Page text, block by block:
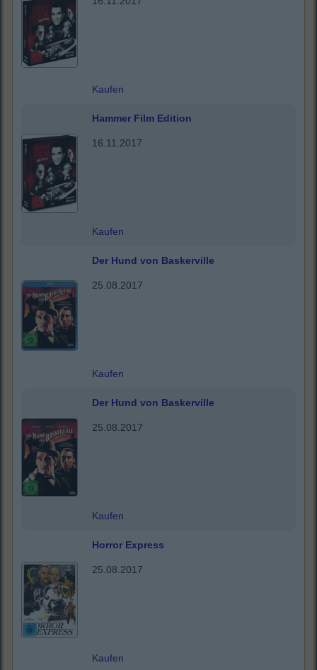
Kaufen
Hammer Film Edition
16.11.2017
Kaufen
Der Hund von Baskerville
25.08.2017
Kaufen
Der Hund von Baskerville
25.08.2017
Kaufen
Horror Express
25.08.2017
Kaufen